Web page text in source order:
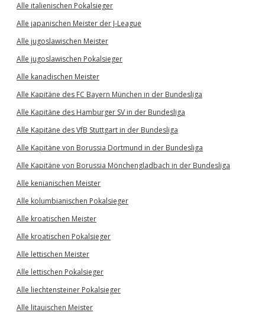
Alle italienischen Pokalsieger
Alle japanischen Meister der J-League
Alle jugoslawischen Meister
Alle jugoslawischen Pokalsieger
Alle kanadischen Meister
Alle Kapitäne des FC Bayern München in der Bundesliga
Alle Kapitäne des Hamburger SV in der Bundesliga
Alle Kapitäne des VfB Stuttgart in der Bundesliga
Alle Kapitäne von Borussia Dortmund in der Bundesliga
Alle Kapitäne von Borussia Mönchengladbach in der Bundesliga
Alle kenianischen Meister
Alle kolumbianischen Pokalsieger
Alle kroatischen Meister
Alle kroatischen Pokalsieger
Alle lettischen Meister
Alle lettischen Pokalsieger
Alle liechtensteiner Pokalsieger
Alle litauischen Meister